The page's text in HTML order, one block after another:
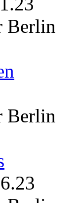
Berlin
Berlin